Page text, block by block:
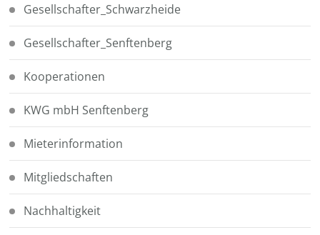
Gesellschafter_Schwarzheide
Gesellschafter_Senftenberg
Kooperationen
KWG mbH Senftenberg
Mieterinformation
Mitgliedschaften
Nachhaltigkeit